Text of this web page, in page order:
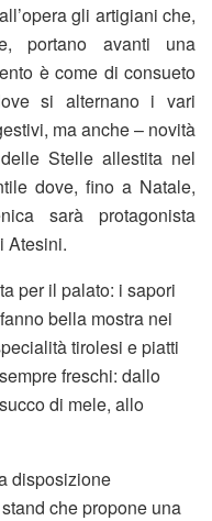
gli artigiani che,
portano avanti una
è come di consueto
si alternano i vari
ma anche – novità
Stelle allestita nel
dove, fino a Natale,
sarà protagonista
Atesini.
per il palato: i sapori
bella mostra nei
tirolesi e piatti
freschi: dallo
di mele, allo
disposizione
che propone una